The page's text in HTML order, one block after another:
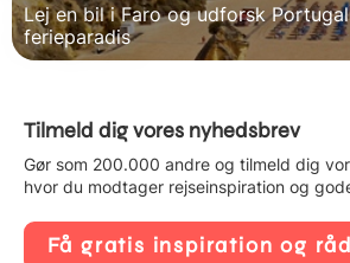
Lej en bil i Faro og udforsk
ferieparadis
Tilmeld dig vores nyhedsbrev
Gør som 200.000 andre og tilmeld dig
hvor du modtager rejseinspiration og
Få gratis inspiration og